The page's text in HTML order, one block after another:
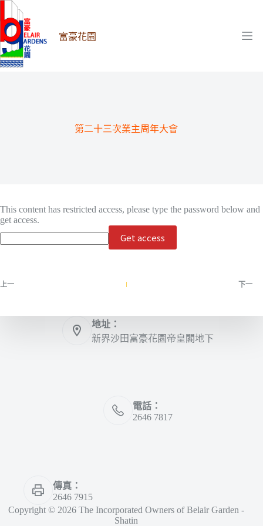
至
主
要
內
富豪花園
第二十三次業主周年大會
This content has restricted access, please type the password below and
get access.
上一 下一
地址：
新界沙田富豪花園帝皇閣地下
電話：
2646 7817
傳真：
2646 7915
Copyright © 2026 The Incorporated Owners of Belair Garden -
Shatin